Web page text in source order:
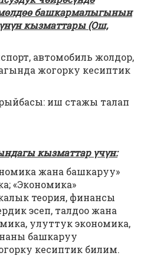
башкармалыгынын
кызматтары (Ош,
автомобиль жолдор,
жогорку кесиптик
иш стажы талап
кызматтар үчүн:
жана башкаруу»
«Экономика»
теория, финансы
эсеп, талдоо жана
улуттук экономика,
башкаруу
кесиптик билим.